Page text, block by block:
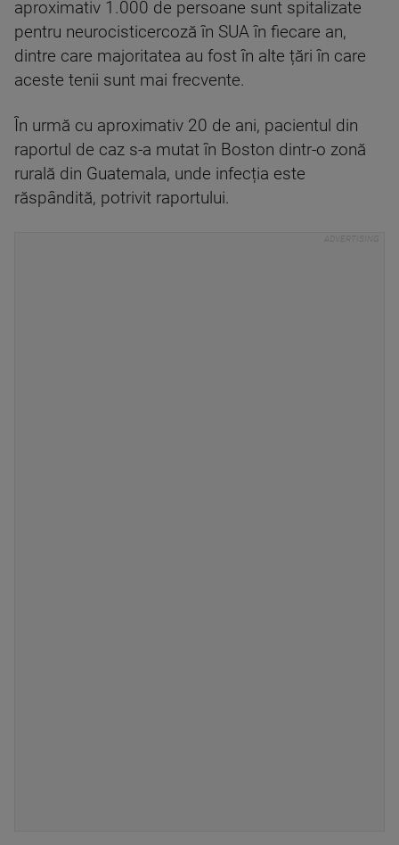
aproximativ 1.000 de persoane sunt spitalizate
pentru neurocisticercoză în SUA în fiecare an,
dintre care majoritatea au fost în alte țări în care
aceste tenii sunt mai frecvente.
În urmă cu aproximativ 20 de ani, pacientul din
raportul de caz s-a mutat în Boston dintr-o zonă
rurală din Guatemala, unde infecția este
răspândită, potrivit raportului.